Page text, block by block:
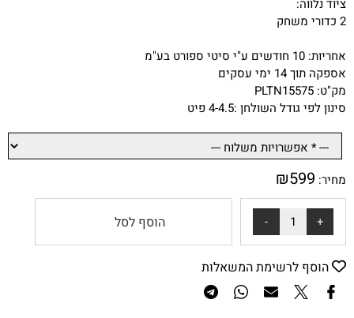
ציוד נלווה:
2 כדורי משחק
אחריות: 10 חודשים ע"י סיטי ספורט בע"מ
אספקה תוך 14 ימי עסקים
מק"ט: PLTN15575
סינון לפי גודל השולחן :4-4.5 פיט
מחיר: ₪599
הוסף לסל
הוסף לרשימת המשאלות